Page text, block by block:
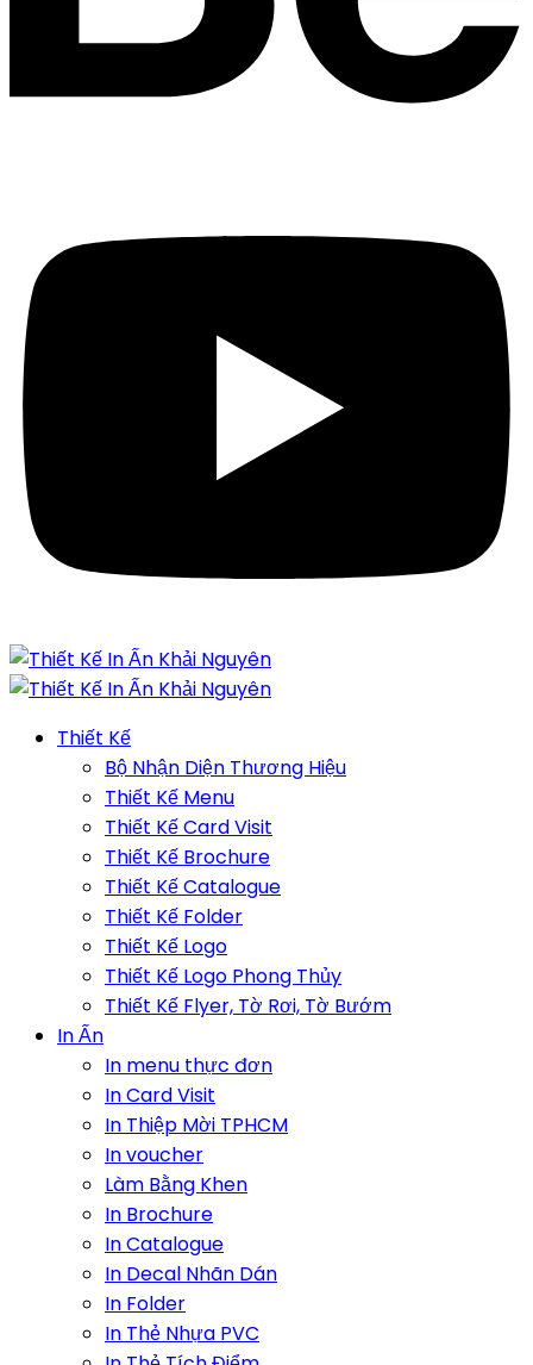
Thiết Kế
Bộ Nhận Diện Thương Hiệu
Thiết Kế Menu
Thiết Kế Card Visit
Thiết Kế Brochure
Thiết Kế Catalogue
Thiết Kế Folder
Thiết Kế Logo
Thiết Kế Logo Phong Thủy
Thiết Kế Flyer, Tờ Rơi, Tờ Bướm
In Ấn
In menu thực đơn
In Card Visit
In Thiệp Mời TPHCM
In voucher
Làm Bằng Khen
In Brochure
In Catalogue
In Decal Nhãn Dán
In Folder
In Thẻ Nhựa PVC